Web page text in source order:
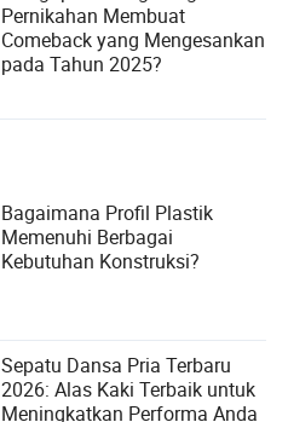
Pernikahan Membuat
Comeback yang Mengesankan
pada Tahun 2025?
Bagaimana Profil Plastik
Memenuhi Berbagai
Kebutuhan Konstruksi?
Sepatu Dansa Pria Terbaru
2026: Alas Kaki Terbaik untuk
Meningkatkan Performa Anda